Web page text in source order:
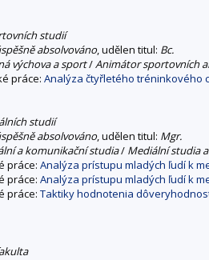
studií
absolvováno, udělen titul: Bc.
výchova a sport/Animátor sportovních
práce: Analýza čtyřletého tréninkového
studií
absolvováno, udělen titul: Mgr.
a komunikační studia/ Mediální studia
práce: Analýza prístupu mladých ľudí k
práce: Analýza prístupu mladých ľudí k
práce: Taktiky hodnotenia